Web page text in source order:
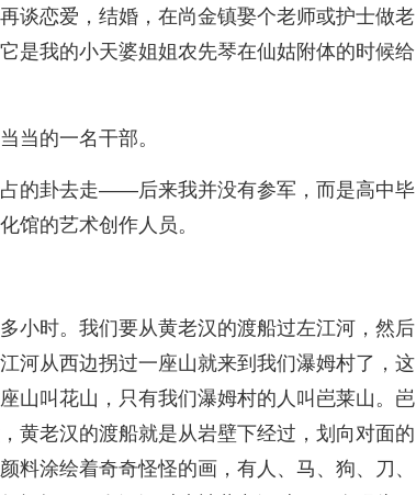
谈恋爱，结婚，在尚金镇娶个老师或护士做老
是我的小天婆姐姐农先琴在仙姑附体的时候给
当的一名干部。
的卦去走——后来我并没有参军，而是高中毕
馆的艺术创作人员。
小时。我们要从黄老汉的渡船过左江河，然后
河从西边拐过一座山就来到我们瀑姆村了，这
山叫花山，只有我们瀑姆村的人叫岜莱山。岜
黄老汉的渡船就是从岩壁下经过，划向对面的
料涂绘着奇奇怪怪的画，有人、马、狗、刀、